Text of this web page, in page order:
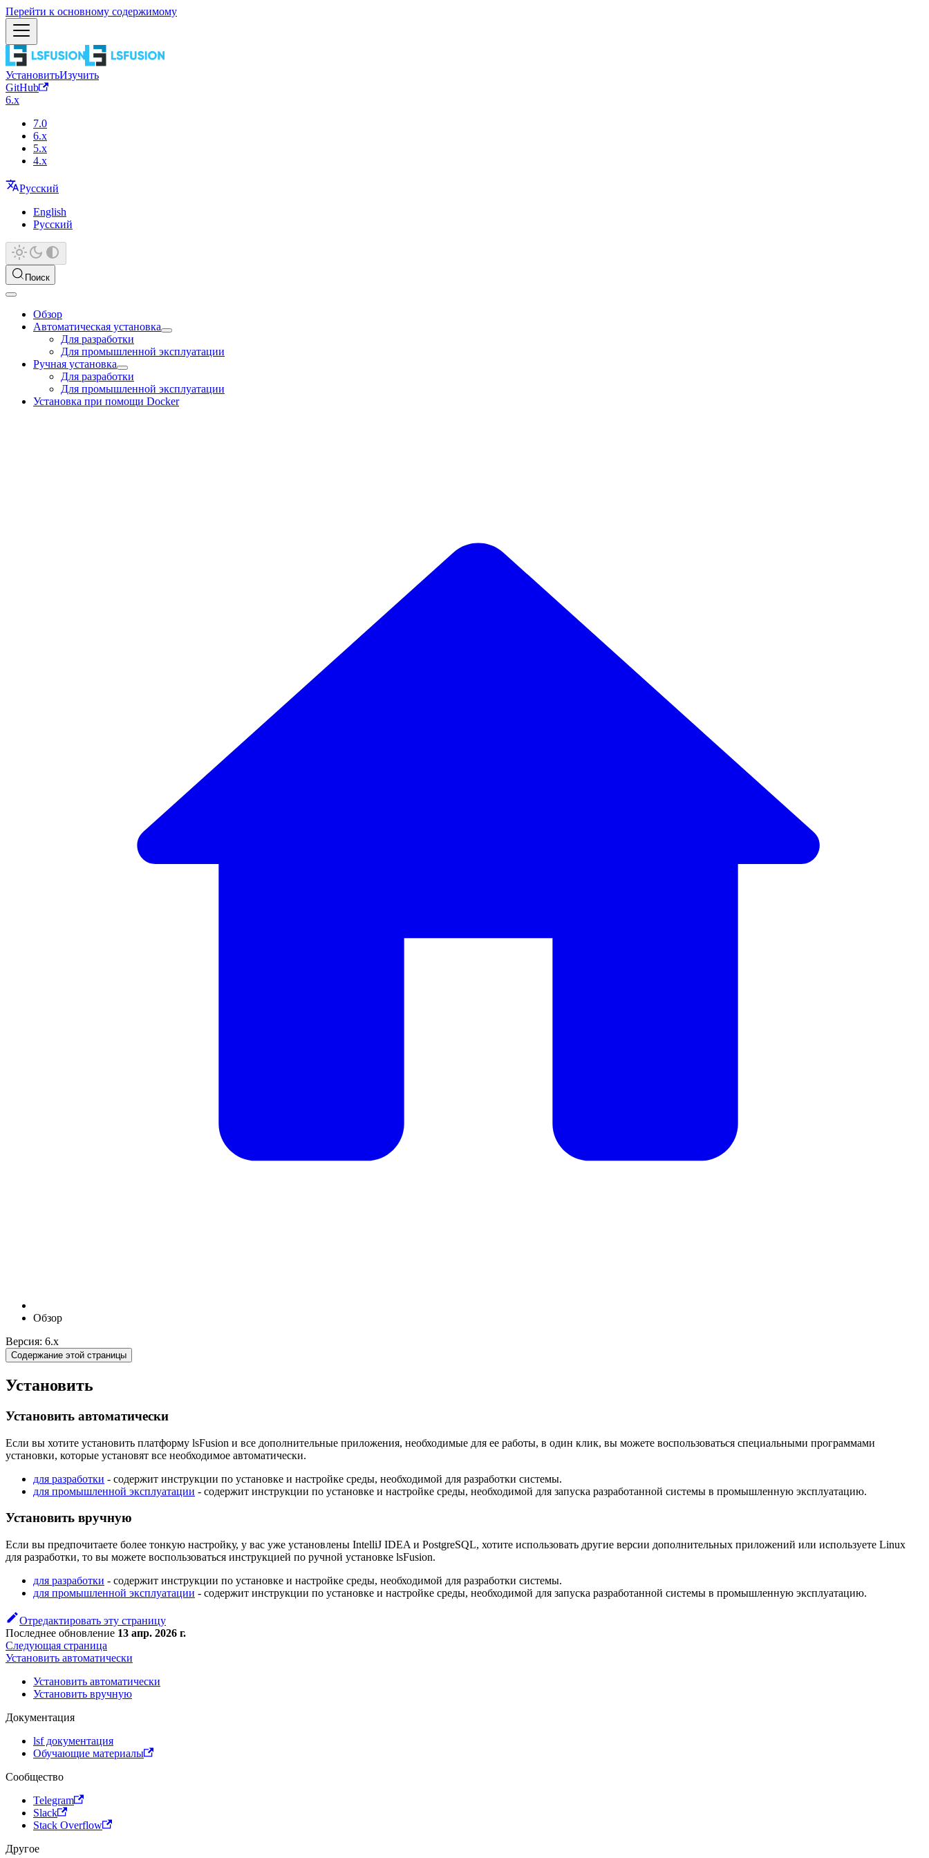
Перейти к основному содержимому
УстановитьИзучить
GitHub
6.x
7.0
6.x
5.x
4.x
Русский
English
Русский
Поиск
Обзор
Автоматическая установка
Для разработки
Для промышленной эксплуатации
Ручная установка
Для разработки
Для промышленной эксплуатации
Установка при помощи Docker
Обзор
Версия: 6.x
Содержание этой страницы
Установить
Установить автоматически
Если вы хотите установить платформу lsFusion и все дополнительные приложения, необходимые для ее работы, в один клик, вы можете воспользоваться специальными программами
установки, которые установят все необходимое автоматически.
для разработки - содержит инструкции по установке и настройке среды, необходимой для разработки системы.
для промышленной эксплуатации - содержит инструкции по установке и настройке среды, необходимой для запуска разработанной системы в промышленную эксплуатацию.
Установить вручную
Если вы предпочитаете более тонкую настройку, у вас уже установлены IntelliJ IDEA и PostgreSQL, хотите использовать другие версии дополнительных приложений или используете Linux
для разработки, то вы можете воспользоваться инструкцией по ручной установке lsFusion.
для разработки - содержит инструкции по установке и настройке среды, необходимой для разработки системы.
для промышленной эксплуатации - содержит инструкции по установке и настройке среды, необходимой для запуска разработанной системы в промышленную эксплуатацию.
Отредактировать эту страницу
Последнее обновление 13 апр. 2026 г.
Следующая страница
Установить автоматически
Установить автоматически
Установить вручную
Документация
lsf документация
Обучающие материалы
Сообщество
Telegram
Slack
Stack Overflow
Другое